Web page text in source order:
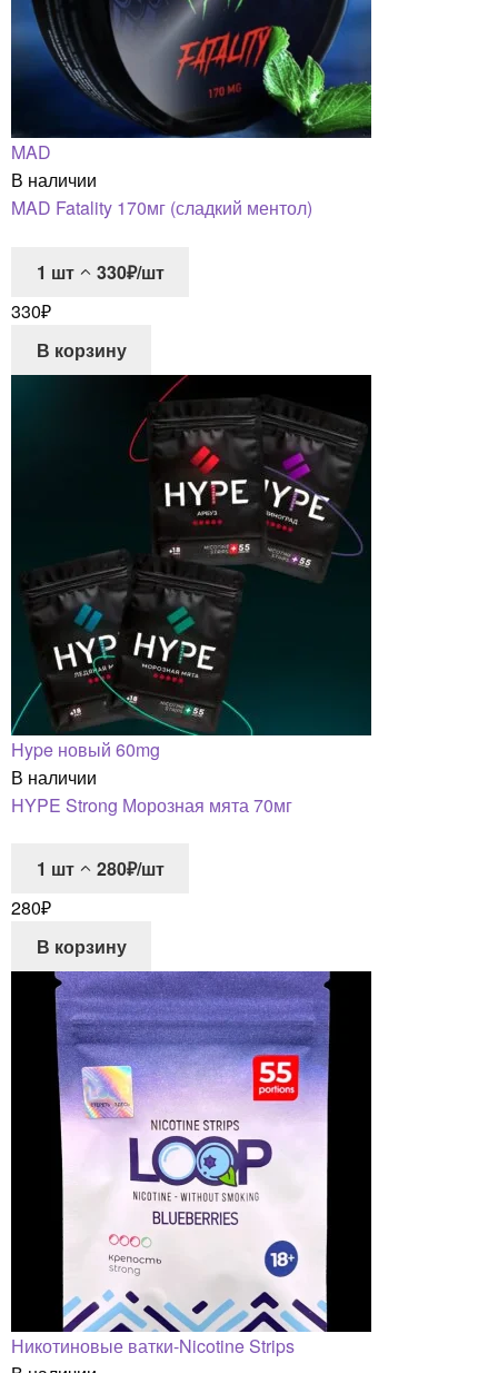
MAD
В наличии
MAD Fatality 170мг (сладкий ментол)
1 шт
330₽/шт
330₽
В корзину
Hype новый 60mg
В наличии
HYPE Strong Морозная мята 70мг
1 шт
280₽/шт
280₽
В корзину
Никотиновые ватки-Nicotine Strips